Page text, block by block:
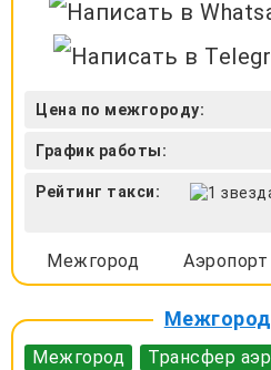
Цена по межгороду:
График работы:
Рейтинг такси:
Межгород Аэропорт
Межгород Трансфер